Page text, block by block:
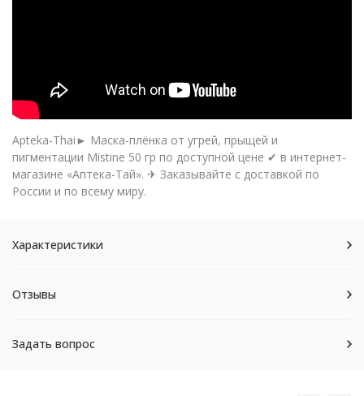
Apteka-Thai► Маска-плёнка от угрей, прыщей и
пигментации Mistine 50 гр по доступной цене ✔ в интернет-
магазине «Аптека-Тай». ✈ Заказывайте с доставкой по
России и по всему миру.
Характеристики
Отзывы
Задать вопрос